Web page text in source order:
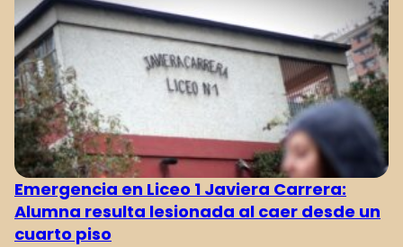
Emergencia en Liceo 1 Javiera Carrera:
Alumna resulta lesionada al caer desde un
cuarto piso